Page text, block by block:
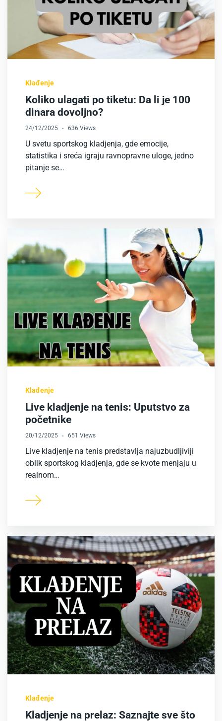
Klađenje
Koliko ulagati po tiketu: Da li je 100
dinara dovoljno?
24/12/2025 636 Views
U svetu sportskog kladjenja, gde emocije,
statistika i sreća igraju ravnopravne uloge, jedno
pitanje se…
Klađenje
Live kladjenje na tenis: Uputstvo za
početnike
20/12/2025 651 Views
Live kladjenje na tenis predstavlja najuzbudljiviji
oblik sportskog kladjenja, gde se kvote menjaju u
realnom…
Klađenje
Kladjenje na prelaz: Saznajte sve što